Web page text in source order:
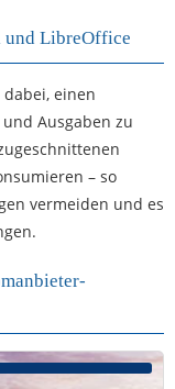
und LibreOffice
einen
Ausgaben zu
– so
vermeiden und es